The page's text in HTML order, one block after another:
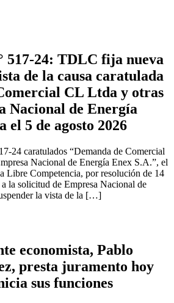
517-24: TDLC fija nueva
de la causa caratulada
CL Ltda y otras
Nacional de Energía
el 5 de agosto 2026
24 caratulados “Demanda de Comercial
Nacional de Energía Enex S.A.”, el
Libre Competencia, por resolución de 14
la solicitud de Empresa Nacional de
la vista de la […]
economista, Pablo
presta juramento hoy
sus funciones